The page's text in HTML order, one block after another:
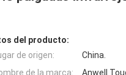
del producto:
de origen:
China.
de la marca:
Anwell